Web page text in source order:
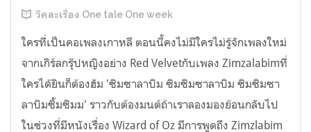
วีคละเรื่อง One tale One week
ใครที่เป็นคอเพลงเกาหลี ตอนนี้คงไม่มีใครไม่รู้จักเพลงใหม่
จากเกิร์ลกรุ๊ปหญิงอย่าง Red Velvetกับเพลง Zimzalabimที่
ใครได้ยินก็ต้องฮัม 'ซิมซาลาบิม ซิมซิมซาลาบิม ซิมซิมซา
ลาบิมซิ้มซิมม' ราวกับต้องมนต์ถ้าเราลองมองย้อนกลับไป
ในช่วงที่มีหนังเรื่อง Wizard of Oz มีการพูดถึง Zimzlabim